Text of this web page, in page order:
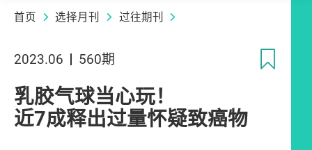
首页 选择月刊 过往期刊
2023.06 560期
乳胶气球当心玩！
近7成释出过量怀疑致癌物